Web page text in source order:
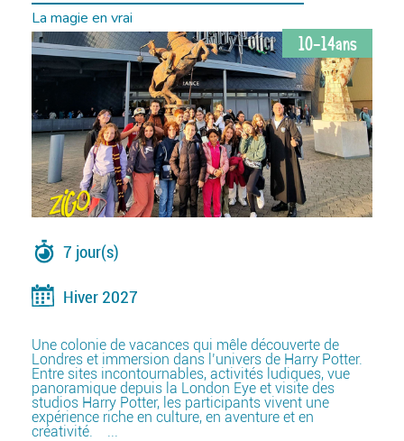
La magie en vrai
10-14ans
7 jour(s)
Hiver 2027
Une colonie de vacances qui mêle découverte de
Londres et immersion dans l’univers de Harry Potter.
Entre sites incontournables, activités ludiques, vue
panoramique depuis la London Eye et visite des
studios Harry Potter, les participants vivent une
expérience riche en culture, en aventure et en
créativité. ...